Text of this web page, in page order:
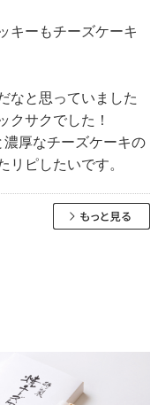
キーもチーズケーキ
なと思っていました
クサクでした！
厚なチーズケーキの
リピしたいです。